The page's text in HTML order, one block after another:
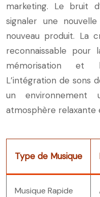
marketing. Le bruit
signaler une
nouveau produit. La
reconnaissable
mémorisation et
L’intégration de sons
un environnement
atmosphère relaxante
Type de Musique
Musique Rapide